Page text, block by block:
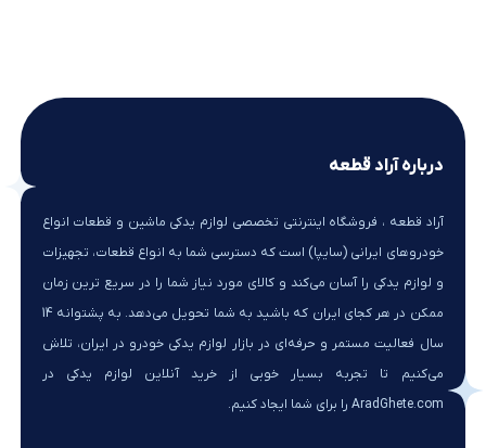
درباره آراد قطعه
آراد قطعه ، فروشگاه اینترنتی تخصصی لوازم یدکی ماشین و قطعات انواع
خودروهای ایرانی (سایپا) است که دسترسی شما به انواع قطعات، تجهیزات
و لوازم یدکی را آسان می‌کند و کالای مورد نیاز شما را در سریع ترین زمان
ممکن در هر کجای ایران که باشید به شما تحویل می‌دهد. به پشتوانه 14
سال فعالیت مستمر و حرفه‌ای در بازار لوازم یدکی خودرو در ایران، تلاش
می‌کنیم تا تجربه بسیار خوبی از خرید آنلاین لوازم یدکی در
AradGhete.com را برای شما ایجاد کنیم.